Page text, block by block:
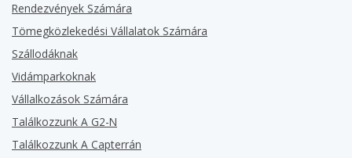
Rendezvények Számára
Tömegközlekedési Vállalatok Számára
Szállodáknak
Vidámparkoknak
Vállalkozások Számára
Találkozzunk A G2-N
Találkozzunk A Capterrán